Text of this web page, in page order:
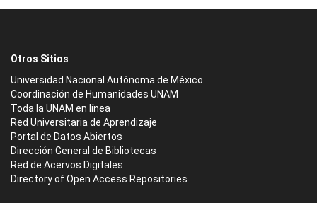
Otros Sitios
Universidad Nacional Autónoma de México
Coordinación de Humanidades UNAM
Toda la UNAM en línea
Red Universitaria de Aprendizaje
Portal de Datos Abiertos
Dirección General de Bibliotecas
Red de Acervos Digitales
Directory of Open Access Repositories